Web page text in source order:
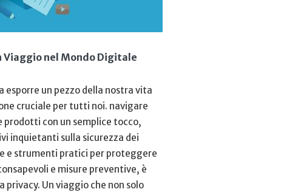
Viaggio ​nel Mondo Digitale
‍esporre un pezzo della nostra vita
cruciale per tutti ​noi. navigare
prodotti con un semplice tocco,
inquietanti sulla sicurezza dei
‍e strumenti pratici per proteggere
e⁣ misure ​preventive, è
privacy. Un viaggio che non solo